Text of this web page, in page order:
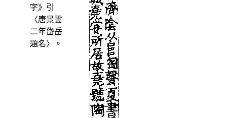
字》引
〈唐景雲
二年岱岳
題名〉。